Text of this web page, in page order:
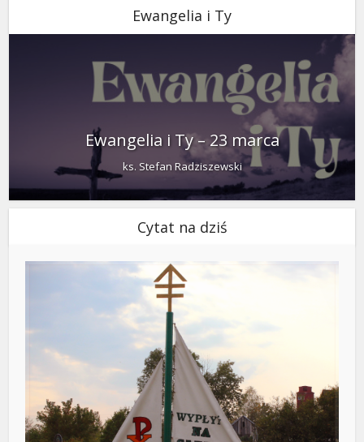
Ewangelia i Ty
Ewangelia i Ty – 23 marca
ks. Stefan Radziszewski
Cytat na dziś